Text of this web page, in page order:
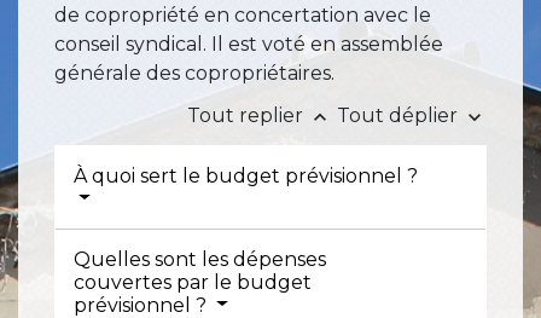
de copropriété en concertation avec le
conseil syndical. Il est voté en assemblée
générale des copropriétaires.
Tout replier keyboard_arrow_up Tout déplier keyboard_arrow_down
À quoi sert le budget prévisionnel ?
Quelles sont les dépenses
couvertes par le budget
prévisionnel ?